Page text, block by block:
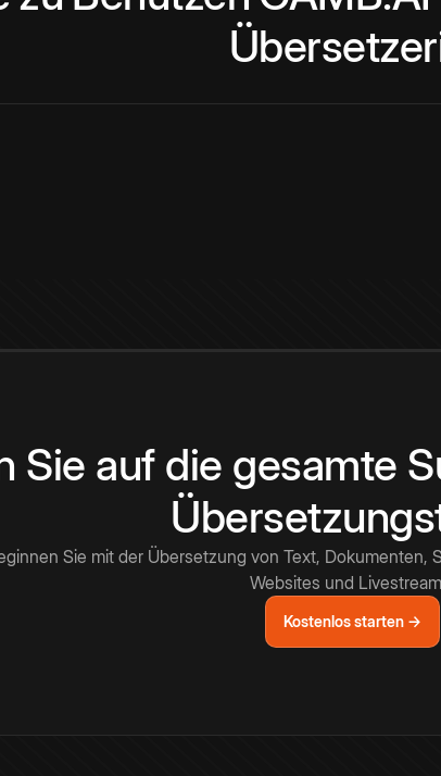
Sie auf die gesamte
Sie mit der Übersetzung von Text, Dokumenten,
Websites und
Kostenlos starten →